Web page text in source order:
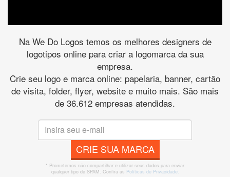
Na We Do Logos temos os melhores designers de
logotipos online para criar a logomarca da sua
empresa.
Crie seu logo e marca online: papelaria, banner, cartão
de visita, folder, flyer, website e muito mais. São mais
de 36.612 empresas atendidas.
CRIE SUA MARCA
* Prometemos não compartilhar e utilizar seus dados para enviar
qualquer tipo de SPAM. Confira as Políticas de Privacidade.